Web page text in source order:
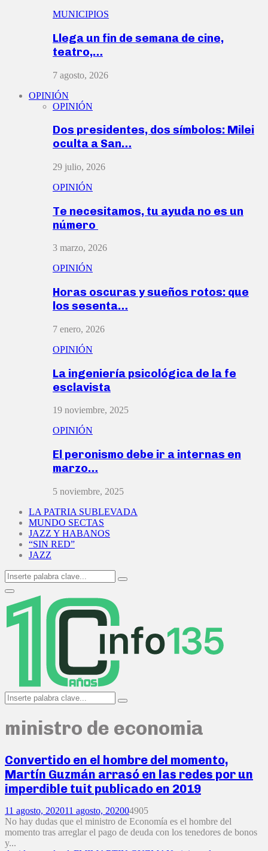
MUNICIPIOS
Llega un fin de semana de cine,
teatro,…
7 agosto, 2026
OPINIÓN
OPINIÓN
Dos presidentes, dos símbolos: Milei
oculta a San…
29 julio, 2026
OPINIÓN
Te necesitamos, tu ayuda no es un
número
3 marzo, 2026
OPINIÓN
Horas oscuras y sueños rotos: que
los sesenta…
7 enero, 2026
OPINIÓN
La ingeniería psicológica de la fe
esclavista
19 noviembre, 2025
OPINIÓN
El peronismo debe ir a internas en
marzo…
5 noviembre, 2025
LA PATRIA SUBLEVADA
MUNDO SECTAS
JAZZ Y HABANOS
“SIN RED”
JAZZ
Search
for:
Search
Primary
Menu
Search
for:
Search
ministro de economia
Convertido en el hombre del momento,
Martín Guzmán arrasó en las redes por un
imperdible tuit publicado en 2019
11 agosto, 202011 agosto, 202004905
No hay dudas que el ministro de Economía es el hombre del
momento tras arreglar el pago de deuda con los tenedores de bonos
y...